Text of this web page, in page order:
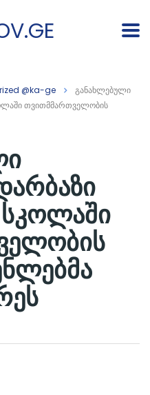
@ka-ge
განახლებული
თვითმმართველობის
სკოლაში